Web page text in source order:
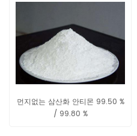
먼지없는 삼산화 안티몬 99.50 %
/ 99.80 %